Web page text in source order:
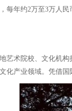
每年约2万至3万人
艺术院校、文化机
化产业领域。凭借